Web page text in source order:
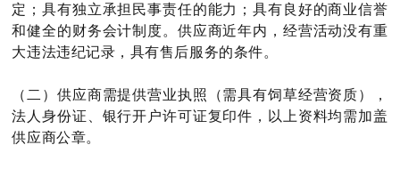
定；具有独立承担民事责任的能力；具有良好的商业信誉
和健全的财务会计制度。供应商近年内，经营活动没有重
大违法违纪记录，具有售后服务的条件。
（二）供应商需提供营业执照（需具有饲草经营资质），
法人身份证、银行开户许可证复印件，以上资料均需加盖
供应商公章。